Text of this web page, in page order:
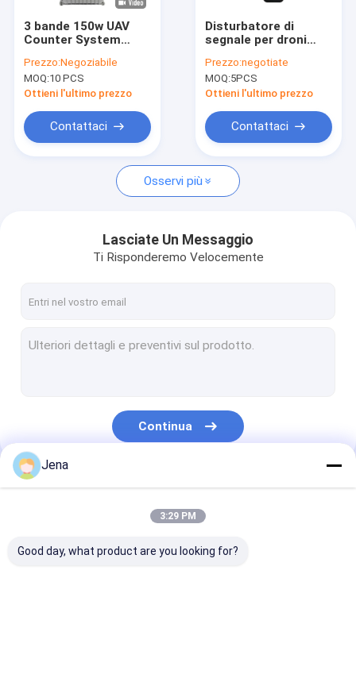
Controllo della qualità
Contattaci
Emittente di disturbo del segnale del telefono cellulare
Emittente di disturbo del segnale del telefono cellulare
Emittente di disturbo di segnale WiFi
Emittente di disturbo portatile del segnale
Emittenti di disturbo del telefono di cella di prigione
3 bande 150w UAV
Counter System
con raggio di 500m
per FPV e difesa anti-
drone
Prezzo:Negoziabile
MOQ:10 PCS
Ottieni l'ultimo prezzo
Contattaci
Disturbatore di
segnale per droni
raggio di disturbo di
1,2 km, potenza di 40
W e antenna
guadagno
Prezzo:negotiate
MOQ:5PCS
Ottieni l'ultimo prezzo
Contattaci
Osservi più
Lasciate Un Messaggio
Ti Risponderemo Velocemente
Continua
Le Nostre Categorie
Jena
3:29 PM
Good day, what product are you looking for?